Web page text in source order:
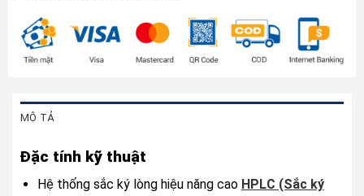
MÔ TẢ
Đặc tính kỹ thuật
Hệ thống sắc ký lòng hiệu năng cao HPLC (Sắc ký